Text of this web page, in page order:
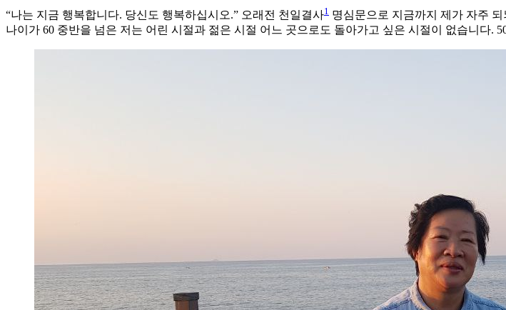
“나는 지금 행복합니다. 당신도 행복하십시오.” 오래전 천일결사1 명심문으로 지금까지 제가 자주
나이가 60 중반을 넘은 저는 어린 시절과 젊은 시절 어느 곳으로도 돌아가고 싶은 시절이 없습니다.